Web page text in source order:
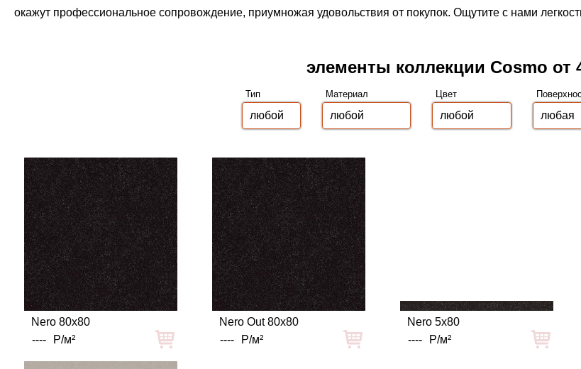
окажут профессиональное сопровождение, приумножая удовольствия от покупок. Ощутите с нами
элементы коллекции Cosmo от
Тип Материал Цвет
Nero 80x80
----
Р/м²
Nero Out 80x80
----
Р/м²
Nero 5x80
----
Р/м²